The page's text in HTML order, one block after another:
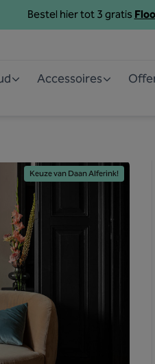
Bestel hier tot 3 gratis
Accessoires
Keuze van Daan Alferink!